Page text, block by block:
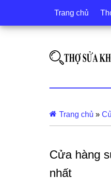
Trang chủ
Trang chủ »
Cửa hàng
nhất